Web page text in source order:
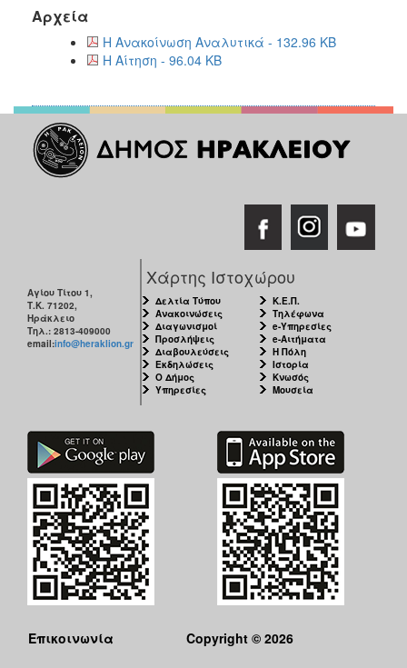
ΕΠΙΣΚΕΠΤΗΣ
Αρχεία
Η Ανακοίνωση Αναλυτικά - 132.96 KB
Η Αίτηση - 96.04 KB
Αγίου Τίτου 1,
Τ.Κ. 71202,
Ηράκλειο
Τηλ.: 2813-409000
email:info@heraklion.gr
Χάρτης Ιστοχώρου
Δελτία Τύπου
Ανακοινώσεις
Διαγωνισμοί
Προσλήψεις
Διαβουλεύσεις
Εκδηλώσεις
Ο Δήμος
Υπηρεσίες
Κ.Ε.Π.
Τηλέφωνα
e-Υπηρεσίες
e-Αιτήματα
Η Πόλη
Ιστορία
Κνωσός
Μουσεία
Επικοινωνία
Copyright © 2026